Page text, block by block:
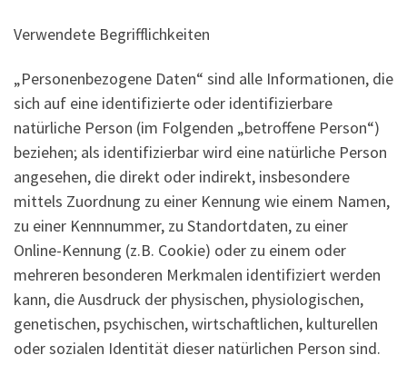
Verwendete Begrifflichkeiten
„Personenbezogene Daten“ sind alle Informationen, die
sich auf eine identifizierte oder identifizierbare
natürliche Person (im Folgenden „betroffene Person“)
beziehen; als identifizierbar wird eine natürliche Person
angesehen, die direkt oder indirekt, insbesondere
mittels Zuordnung zu einer Kennung wie einem Namen,
zu einer Kennnummer, zu Standortdaten, zu einer
Online-Kennung (z.B. Cookie) oder zu einem oder
mehreren besonderen Merkmalen identifiziert werden
kann, die Ausdruck der physischen, physiologischen,
genetischen, psychischen, wirtschaftlichen, kulturellen
oder sozialen Identität dieser natürlichen Person sind.